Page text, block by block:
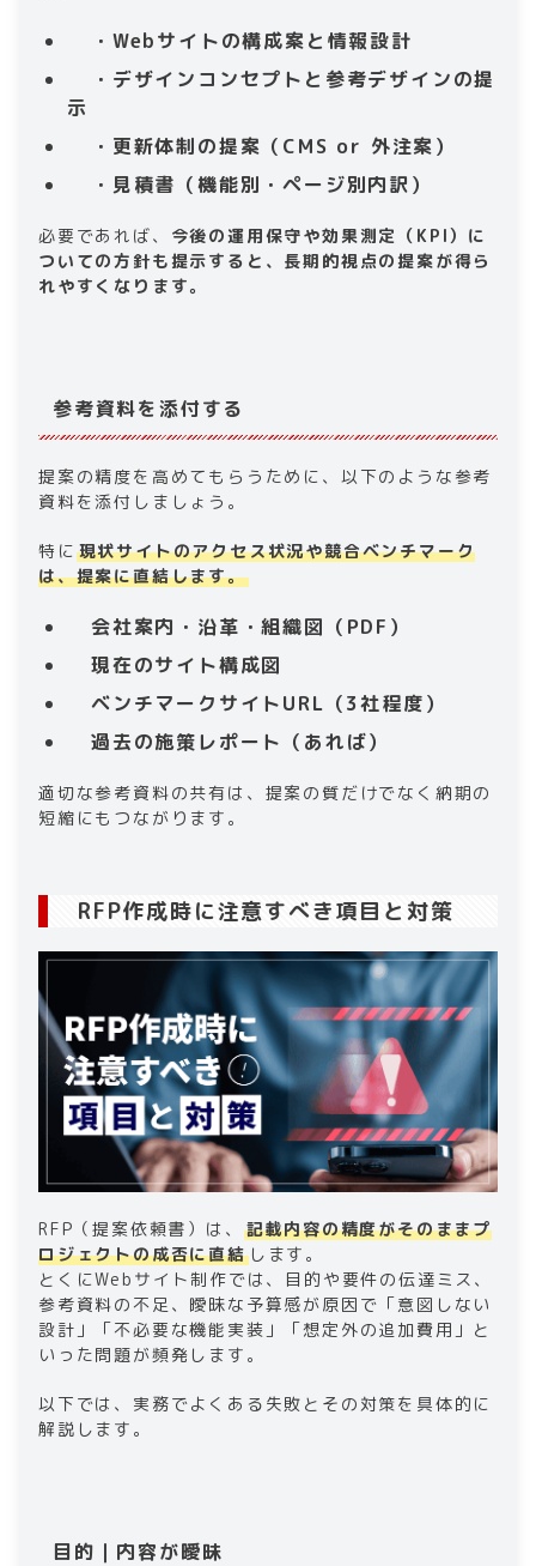
・Webサイトの構成案と情報設計
・デザインコンセプトと参考デザインの提
示
・更新体制の提案（CMS or 外注案）
・見積書（機能別・ページ別内訳）
必要であれば、 今後の運用保守や効果測定（KPI）に
ついての方針も提示すると、長期的視点の提案が得ら
れやすくなります。
参考資料を添付する
提案の精度を高めてもらうために、以下のような参考
資料を添付しましょう。
特に 現状サイトのアクセス状況や競合ベンチマーク
は、提案に直結します。
会社案内・沿革・組織図（PDF）
現在のサイト構成図
ベンチマークサイトURL（3社程度）
過去の施策レポート（あれば）
適切な参考資料の共有は、提案の質だけでなく納期の
短縮にもつながります。
RFP作成時に注意すべき項目と対策
RFP（提案依頼書）は、
記載内容の精度がそのままプ
ロジェクトの成否に直結します。
とくにWebサイト制作では、目的や要件の伝達ミス、
参考資料の不足、曖昧な予算感が原因で「意図しない
設計」「不必要な機能実装」「想定外の追加費用」と
いった問題が頻発します。
以下では、実務でよくある失敗とその対策を具体的に
解説します。
目的｜内容が曖昧